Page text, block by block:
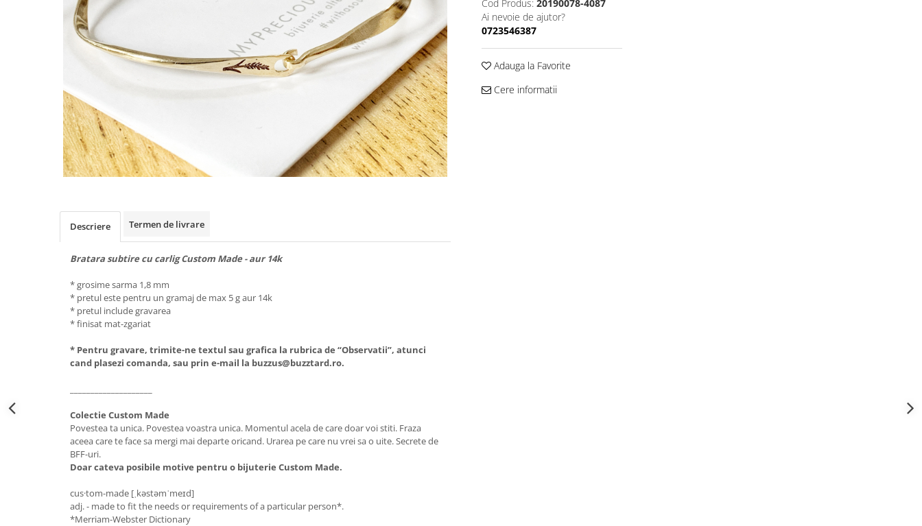
AN-TAN-TICHITAN
Cod Produs: 20190078-4087
Ai nevoie de ajutor?
0723546387
Adauga la Favorite
Cere informatii
Descriere Termen de livrare
Bratara subtire cu carlig Custom Made - aur 14k
* grosime sarma 1,8 mm
* pretul este pentru un gramaj de max 5 g aur 14k
* pretul include gravarea
* finisat mat-zgariat
* Pentru gravare, trimite-ne textul sau grafica la rubrica de “Observatii”, atunci
cand plasezi comanda, sau prin e-mail la buzzus@buzztard.ro.
Colectie Custom Made
Povestea ta unica. Povestea voastra unica. Momentul acela de care doar voi stiti. Fraza
aceea care te face sa mergi mai departe oricand. Urarea pe care nu vrei sa o uite. Secrete de
BFF-uri.
Doar cateva posibile motive pentru o bijuterie Custom Made.
cus·tom-made [ˌkəstəmˈmeɪd]
adj. - made to fit the needs or requirements of a particular person*.
*Merriam-Webster Dictionary